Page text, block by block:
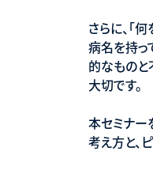
さらに、「
病名を持っ
的なもの
大切です。
本セミナー
考え方と、